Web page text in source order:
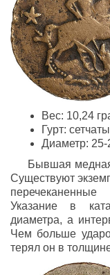
Вес: 10,24
Гурт:
Диаметр:
Бывшая
Существуют
перечеканенные
Указание в
диаметра, а
Чем больше
терял он в